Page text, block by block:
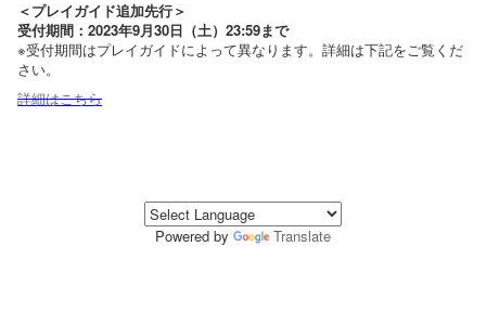
＜プレイガイド追加先行＞
受付期間：2023年9月30日（土）23:59まで
※受付期間はプレイガイドによって異なります。詳細は下記をご覧くだ
さい。
詳細はこちら
Powered by Translate